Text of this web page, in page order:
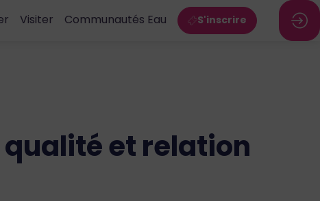
Visiter Communautés Eau S'inscrire
et relation